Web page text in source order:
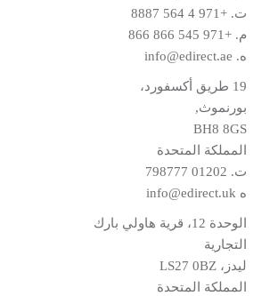
ت.+971 4 564 8887
م.+971 545 866 866
ه. info@edirect.ae
19 طريق أكسفورد،
بورنموث,
BH8 8GS
المملكة المتحدة
ت. 01202 798777
ه info@edirect.uk
الوحدة 12، قرية هاولي بارك
التجارية
ليدز، LS27 0BZ
المملكة المتحدة